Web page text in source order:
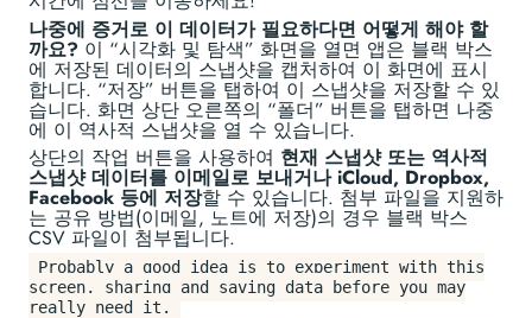
나중에 증거로 이 데이터가 필요하다면 어떻게 해야 할
까요? 이 “시각화 및 탐색” 화면을 열면 앱은 블랙 박스
에 저장된 데이터의 스냅샷을 캡처하여 이 화면에 표시
합니다. “저장” 버튼을 탭하여 이 스냅샷을 저장할 수 있
습니다. 화면 상단 오른쪽의 “폴더” 버튼을 탭하면 나중
에 이 역사적 스냅샷을 열 수 있습니다.
상단의 작업 버튼을 사용하여 현재 스냅샷 또는 역사적
스냅샷 데이터를 이메일로 보내거나 iCloud, Dropbox,
Facebook 등에 저장할 수 있습니다. 첨부 파일을 지원하
는 공유 방법(이메일, 노트에 저장)의 경우 블랙 박스
CSV 파일이 첨부됩니다.
Probably a good idea is to experiment with this
screen, sharing and saving data before you may
really need it.